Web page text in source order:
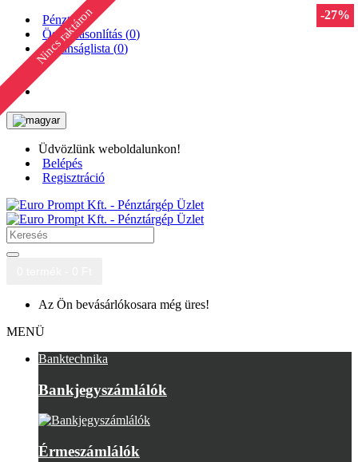
Pénztár
Összehasonlítás (0)
Kívánságlista (0)
Üdvözlünk weboldalunkon!
Belépés
Regisztráció
Az Ön bevásárlókosara még üres!
MENÜ
Banktechnika
Bankjegyszámlálók
Érmeszámlálók
Nincs raktáron -27%
-27%
-27%